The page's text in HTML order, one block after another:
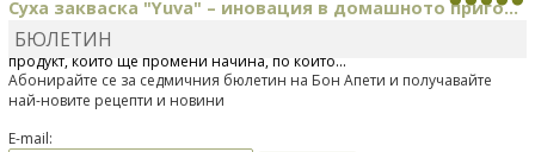
Суха закваска "Yuva" – иновация в домашното приго...
Отскоро Лесафр България стартира предлагането на изцяло нов
продукт, който ще промени начина, по който...
БЮЛЕТИН
Абонирайте се за седмичния бюлетин на Бон Апети и получавайте
най-новите рецепти и новини
E-mail: